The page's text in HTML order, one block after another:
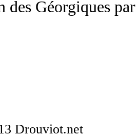
des Géorgiques
Drouviot.net